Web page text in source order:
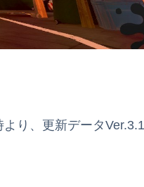
り、更新データ